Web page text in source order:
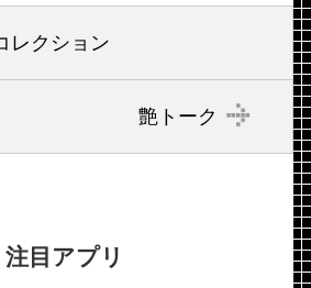
レクション
艶トーク
注目アプリ